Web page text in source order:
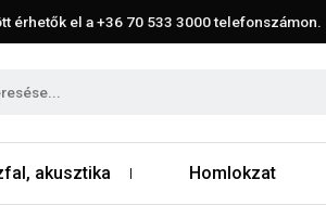
érhetők el a+36 70 533 3000telefonszámon.
akusztika Homlokzat